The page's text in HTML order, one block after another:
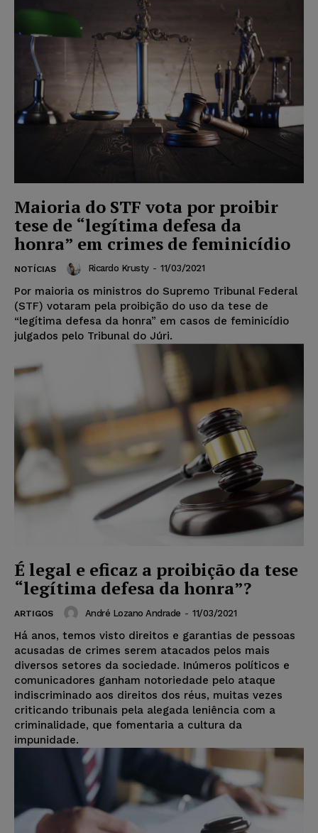
Maioria do STF vota por proibir
tese de “legítima defesa da
honra” em crimes de feminicídio
NOTÍCIAS Ricardo Krusty - 11/03/2021
Por maioria os ministros do Supremo Tribunal Federal
(STF) votaram pela proibição do uso da tese de
“legítima defesa da honra” em casos de feminicídio
julgados pelo Tribunal do Júri.
É legal e eficaz a proibição da tese
“legítima defesa da honra”?
ARTIGOS André Lozano Andrade - 11/03/2021
Há anos, temos visto direitos e garantias de pessoas
acusadas de crimes serem atacados pelos mais
diversos setores da sociedade. Inúmeros políticos e
comunicadores ganham notoriedade pelo ataque
indiscriminado aos direitos dos réus, muitas vezes
criticando tribunais pela alegada leniência com a
criminalidade, que fomentaria a cultura da
impunidade.